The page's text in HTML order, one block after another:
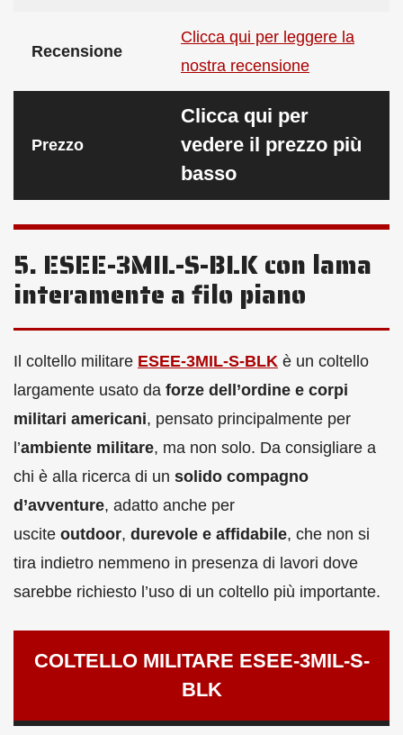
Recensione
Clicca qui per leggere la
nostra recensione
Prezzo
Clicca qui per
vedere il prezzo più
basso
5. ESEE-3MIL-S-BLK con lama
interamente a filo piano
Il coltello militare ESEE-3MIL-S-BLK è un coltello
largamente usato da forze dell’ordine e corpi
militari americani, pensato principalmente per
l’ambiente militare, ma non solo. Da consigliare a
chi è alla ricerca di un solido compagno
d’avventure, adatto anche per
uscite outdoor, durevole e affidabile, che non si
tira indietro nemmeno in presenza di lavori dove
sarebbe richiesto l’uso di un coltello più importante.
COLTELLO MILITARE ESEE-3MIL-S-
BLK